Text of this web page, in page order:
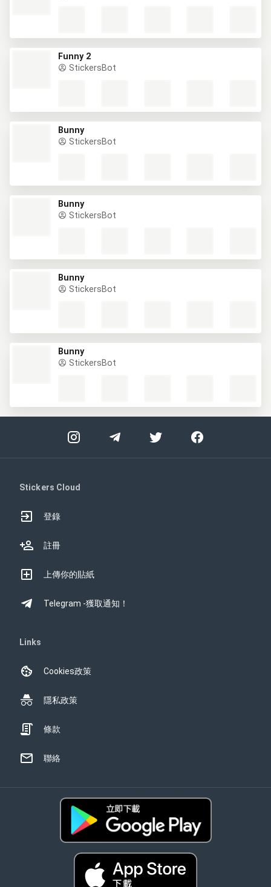
Funny 2
StickersBot
Bunny
StickersBot
Bunny
StickersBot
Bunny
StickersBot
Bunny
StickersBot
Stickers Cloud
登錄
註冊
上傳你的貼紙
Telegram -獲取通知！
Links
Cookies政策
隱私政策
條款
聯絡